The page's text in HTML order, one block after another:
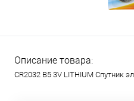
Описание товара:
CR2032 B5 3V LITHIUM Спутник